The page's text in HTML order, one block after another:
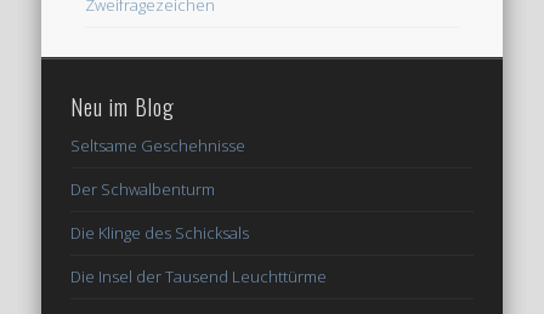
Zweifragezeichen
Neu im Blog
Seltsame Geschehnisse
Der Schwalbenturm
Die Klinge des Schicksals
Die Insel der Tausend Leuchttürme